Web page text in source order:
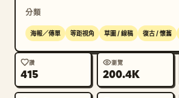
分類
海報／傳單 等距視角 草圖 / 線稿 復古 / 懷舊
讚
415
瀏覽
200.4K